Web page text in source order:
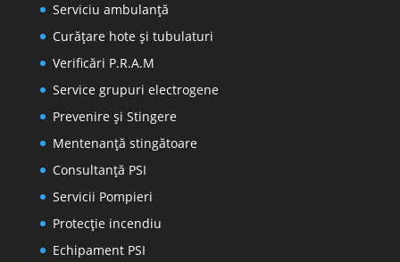
Serviciu ambulanță
Curățare hote și tubulaturi
Verificări P.R.A.M
Service grupuri electrogene
Prevenire şi Stingere
Mentenanţă stingătoare
Consultanţă PSI
Servicii Pompieri
Protecţie incendiu
Echipament PSI